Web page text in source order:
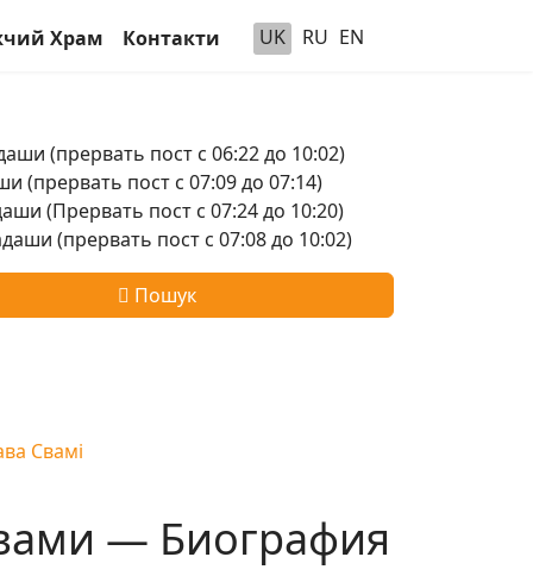
Храм Контакти UK RU EN
(прервать пост с 06:22 до 10:02)
(прервать пост с 07:09 до 07:14)
(Прервать пост с 07:24 до 10:20)
(прервать пост с 07:08 до 10:02)
Пошук
Свамі
— Биография